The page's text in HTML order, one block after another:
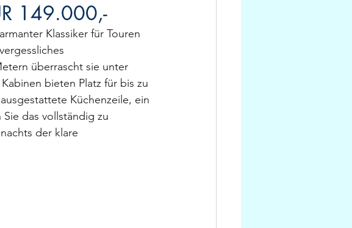
149.000,-
Klassiker für Touren
überrascht sie unter
bieten Platz für bis zu
Küchenzeile, ein
das vollständig zu
der klare